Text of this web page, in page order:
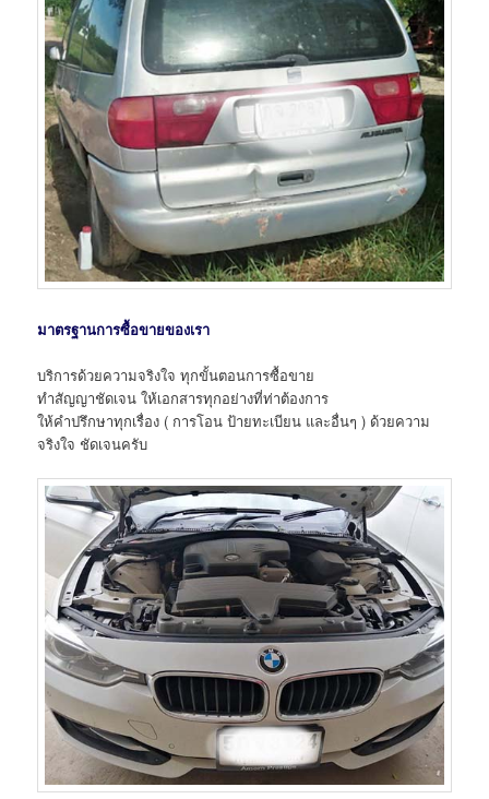
มาตรฐานการซื้อขายของเรา
บริการด้วยความจริงใจ ทุกขั้นตอนการซื้อขาย
ทำสัญญาชัดเจน ให้เอกสารทุกอย่างที่ท่าต้องการ
ให้คำปรึกษาทุกเรื่อง ( การโอน ป้ายทะเบียน และอื่นๆ ) ด้วยความ
จริงใจ ชัดเจนครับ